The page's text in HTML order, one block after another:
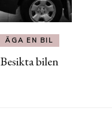
ÄGA EN BIL
Besikta bilen